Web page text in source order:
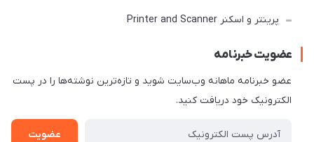
پرینتر و اسکنر Printer and Scanner
عضویت خبرنامه
عضو خبرنامه ماهانه وب‌سایت شوید و تازه‌ترین نوشته‌ها را در پست
الکترونیک خود دریافت کنید.
عضویت